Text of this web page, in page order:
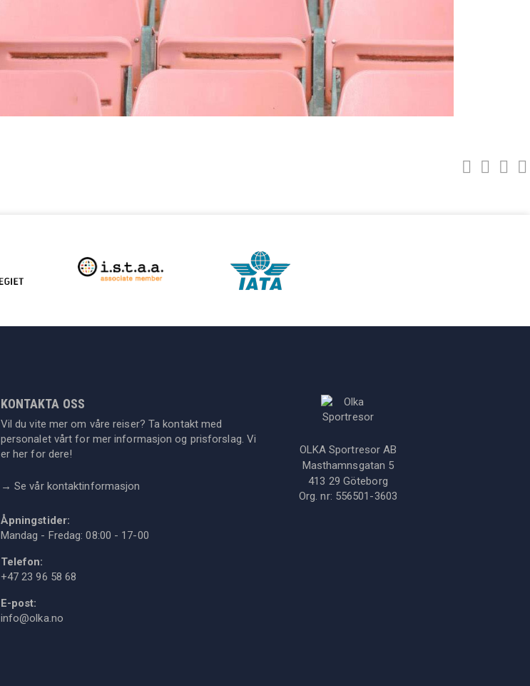
KONTAKTA OSS
Vil du vite mer om våre reiser? Ta kontakt med
personalet vårt for mer informasjon og prisforslag. Vi
er her for dere!
→ Se vår kontaktinformasjon
Åpningstider:
Mandag - Fredag: 08:00 - 17-00
Telefon:
+47 23 96 58 68
E-post:
info@olka.no
OLKA Sportresor AB
Masthamnsgatan 5
413 29 Göteborg
Org. nr: 556501-3603